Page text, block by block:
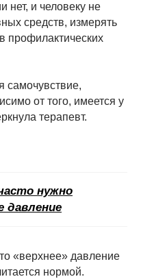
нет, и человеку не
средств, измерять
профилактических
самочувствие,
от того, имеется у
терапевт.
нужно
давление
«верхнее» давление
нормой.